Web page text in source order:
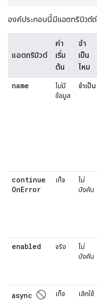
องค์ประกอบนี้มีแอตทริบิวต์
แอตทริบิวต์
ค่า
เริ่ม
ต้น
จํา
เป็น
ไหม
name
ไม่มี
ข้อมูล
จำเป็น
continue
OnError
เท็จ
ไม่
บังคับ
enabled จริง
ไม่
บังคับ
async not_interested เท็จ เลิกใช้